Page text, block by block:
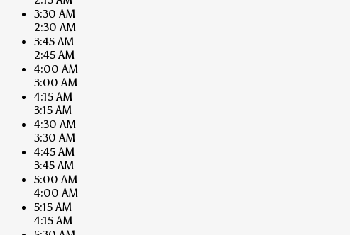
3:30 AM
2:30 AM
3:45 AM
2:45 AM
4:00 AM
3:00 AM
4:15 AM
3:15 AM
4:30 AM
3:30 AM
4:45 AM
3:45 AM
5:00 AM
4:00 AM
5:15 AM
4:15 AM